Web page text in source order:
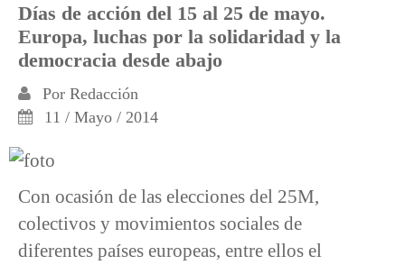
Días de acción del 15 al 25 de mayo.
Europa, luchas por la solidaridad y la
democracia desde abajo
Por Redacción
11 / Mayo / 2014
Con ocasión de las elecciones del 25M,
colectivos y movimientos sociales de
diferentes países europeas, entre ellos el